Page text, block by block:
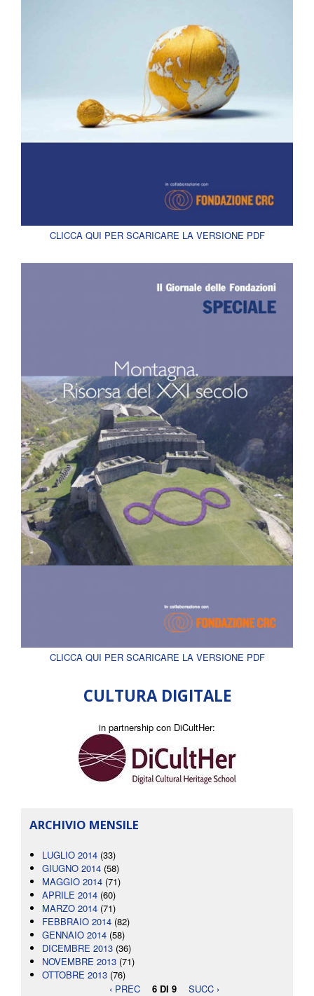
CLICCA QUI PER SCARICARE LA VERSIONE PDF
CLICCA QUI PER SCARICARE LA VERSIONE PDF
CULTURA DIGITALE
in partnership con DiCultHer:
ARCHIVIO MENSILE
LUGLIO 2014 (33)
GIUGNO 2014 (58)
MAGGIO 2014 (71)
APRILE 2014 (60)
MARZO 2014 (71)
FEBBRAIO 2014 (82)
GENNAIO 2014 (58)
DICEMBRE 2013 (36)
NOVEMBRE 2013 (71)
OTTOBRE 2013 (76)
‹ PREC
6 DI 9 SUCC ›